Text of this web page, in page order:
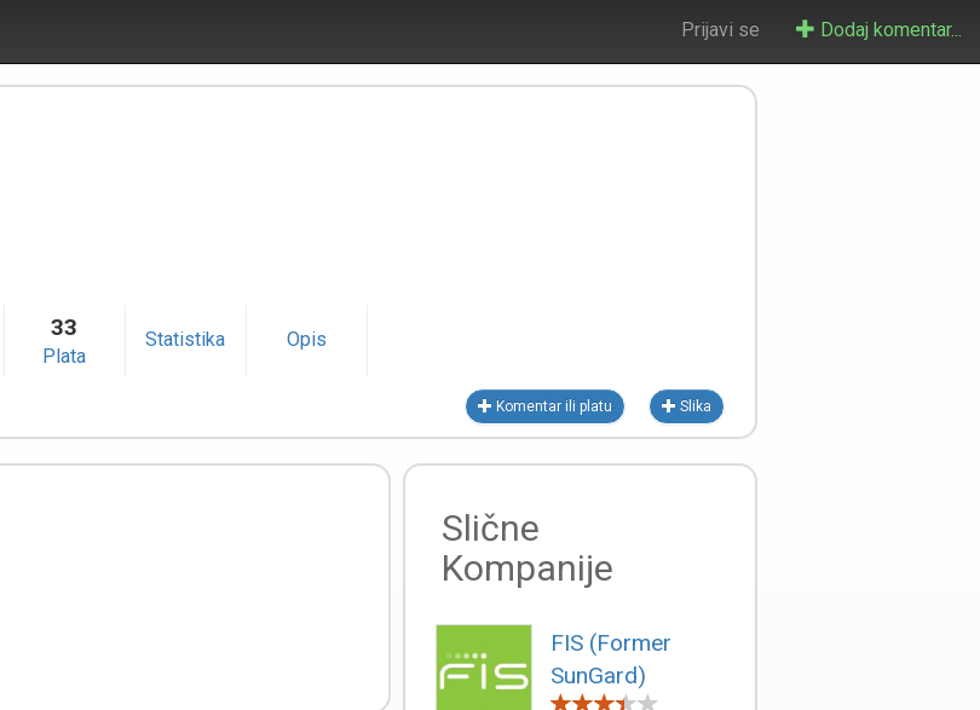
Prijavi se Dodaj komentar...
33
Plata
Statistika Opis
Komentar ili platu Slika
Slične
Kompanije
FIS (Former
SunGard)